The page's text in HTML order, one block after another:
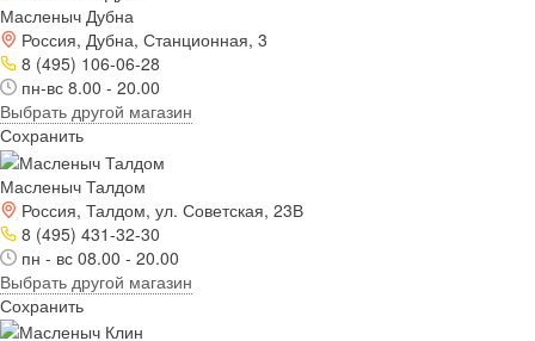
Масленыч Дубна
Россия, Дубна, Станционная, 3
8 (495) 106-06-28
пн-вс 8.00 - 20.00
Выбрать другой магазин
Сохранить
Масленыч Талдом
Россия, Талдом, ул. Советская, 23В
8 (495) 431-32-30
пн - вс 08.00 - 20.00
Выбрать другой магазин
Сохранить